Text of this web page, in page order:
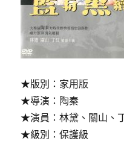
★版別：家用版
★導演：陶秦
★演員：林黛、關山、
★級別：保護級